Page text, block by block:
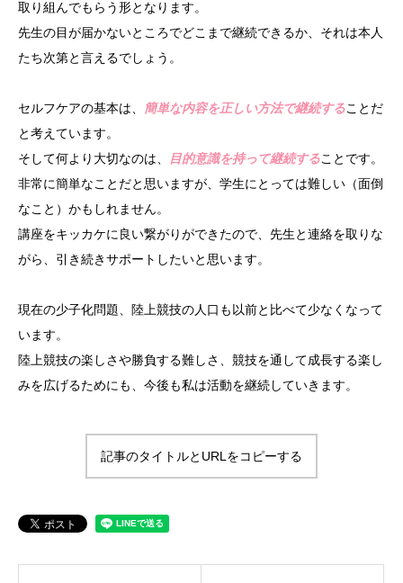
取り組んでもらう形となります。
先生の目が届かないところでどこまで継続できるか、それは本人
たち次第と言えるでしょう。
セルフケアの基本は、 簡単な内容を正しい方法で継続することだ
と考えています。
そして何より大切なのは、
目的意識を持って継続することです。
非常に簡単なことだと思いますが、学生にとっては難しい（面倒
なこと）かもしれません。
講座をキッカケに良い繋がりができたので、先生と連絡を取りな
がら、引き続きサポートしたいと思います。
現在の少子化問題、陸上競技の人口も以前と比べて少なくなって
います。
陸上競技の楽しさや勝負する難しさ、競技を通して成長する楽し
みを広げるためにも、今後も私は活動を継続していきます。
記事のタイトルとURLをコピーする